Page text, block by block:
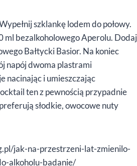
szklankę lodem do połowy.
ml bezalkoholowego Aperolu. Dodaj
Bałtycki Basior. Na koniec
napój dwoma plastrami
nacinając i umieszczając
ten z pewnością przypadnie
słodkie, owocowe nuty
jak-na-przestrzeni-lat-zmienilo-
alkoholu-badanie/